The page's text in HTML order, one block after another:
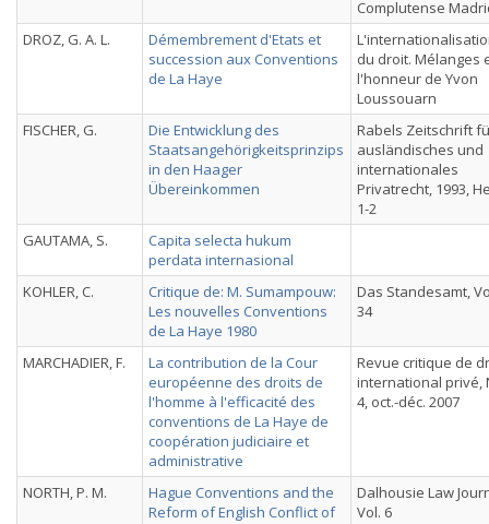
Complutense
DROZ, G. A. L.
Démembrement d'Etats et
succession aux Conventions
de La Haye
du droit. Mélanges
l'honneur de Yvon
Loussouarn
FISCHER, G.
Die Entwicklung des
Staatsangehörigkeitsprinzips
in den Haager
Übereinkommen
Rabels Zeitschrift
ausländisches und
internationales
Privatrecht, 1993,
1-2
GAUTAMA, S.
Capita selecta hukum
perdata internasional
KOHLER, C.
Critique de: M. Sumampouw:
Les nouvelles Conventions
de La Haye 1980
Das Standesamt,
34
MARCHADIER, F.
La contribution de la Cour
européenne des droits de
l'homme à l'efficacité des
conventions de La Haye de
coopération judiciaire et
administrative
Revue critique de
international privé,
4, oct.-déc. 2007
NORTH, P. M.
Hague Conventions and the
Reform of English Conflict of
Dalhousie Law
Vol. 6